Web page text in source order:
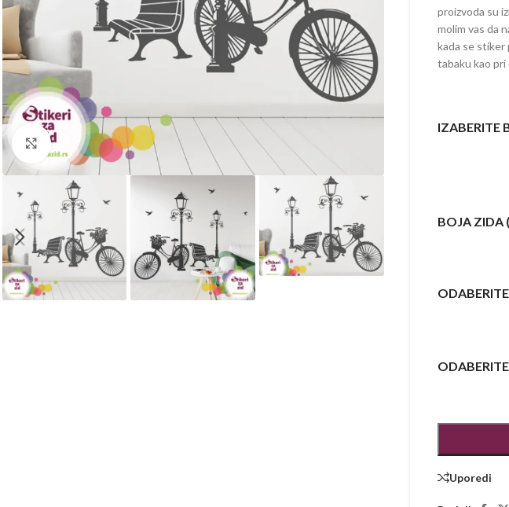
Kliknite za uvećanje
proizvoda su
molim vas da
kada se stiker
tabaku kao pri
IZABERITE
BOJA ZIDA
Uporedi